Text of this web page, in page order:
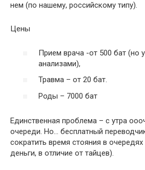
нем (по нашему, российскому типу).
Цены
Прием врача -от 500 бат (но
анализами),
Травма – от 20 бат.
Роды – 7000 бат
Единственная проблема – с утра
очереди. Но… бесплатный
сократить время стояния в
деньги, в отличие от тайцев).